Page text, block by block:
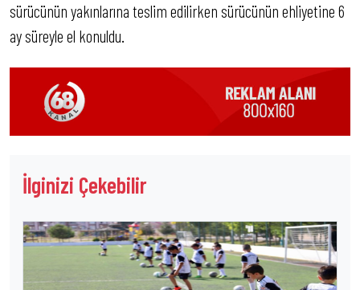
sürücünün yakınlarına teslim edilirken sürücünün ehliyetine 6
ay süreyle el konuldu.
İlginizi Çekebilir